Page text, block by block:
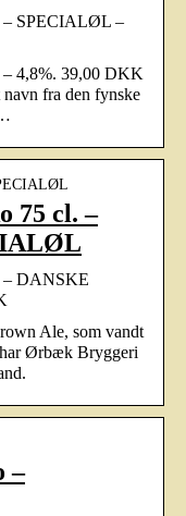
– SPECIALØL –
4,8%. 39,00 DKK
fra den fynske
75 cl. –
– DANSKE
Ale, som vandt
har Ørbæk Bryggeri
–